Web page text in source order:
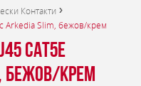
Контакти
Arkedia Slim, бежов/крем
CAT5e
бежов/крем